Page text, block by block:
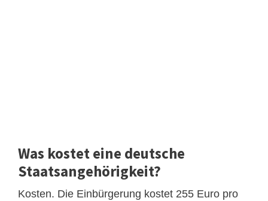
Was kostet eine deutsche
Staatsangehörigkeit?
Kosten. Die Einbürgerung kostet 255 Euro pro